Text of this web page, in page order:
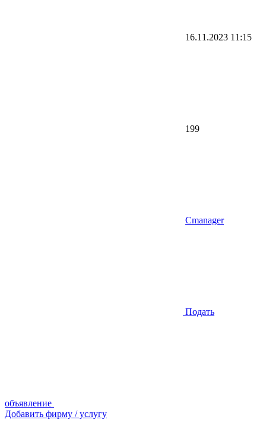
16.11.2023 11:15
199
Cmanager
Подать
объявление
Добавить фирму / услугу